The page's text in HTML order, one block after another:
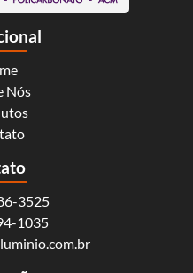
Nós
3525
1035